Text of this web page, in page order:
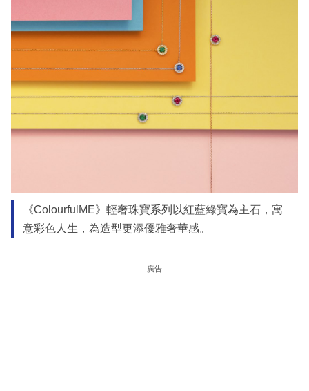
《ColourfulME》輕奢珠寶系列以紅藍綠寶為主石，寓
意彩色人生，為造型更添優雅奢華感。
廣告